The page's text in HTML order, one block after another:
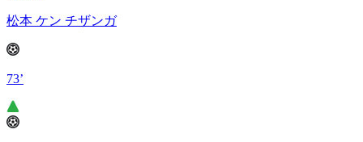
松本 ケン チザンガ
73’